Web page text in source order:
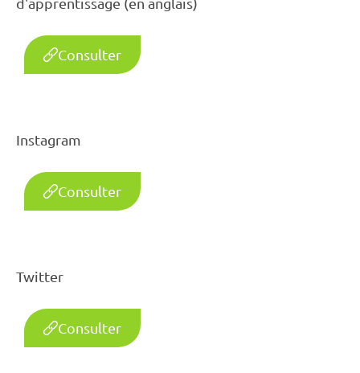
Consulter
Instagram
Consulter
Twitter
Consulter